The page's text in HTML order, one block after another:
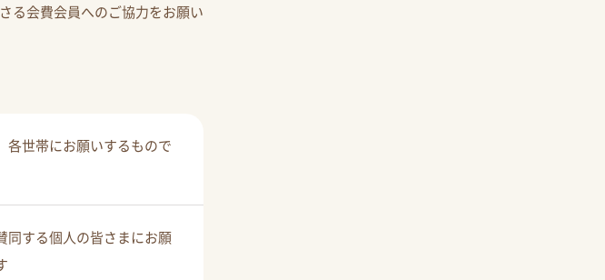
る会費会員へのご協力をお願い
各世帯にお願いするもので
同する個人の皆さまにお願